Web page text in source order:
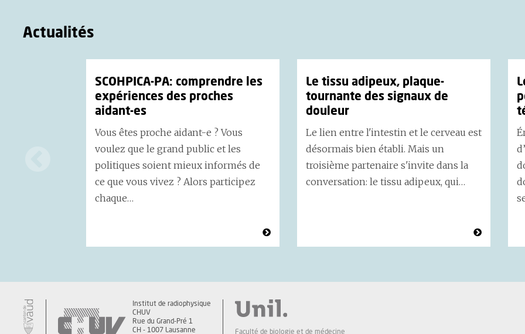
Actualités
SCOHPICA-PA: comprendre les
expériences des proches
aidant-es
Vous êtes proche aidant-e ? Vous
voulez que le grand public et les
politiques soient mieux informés de
ce que vous vivez ? Alors participez
chaque…
Le tissu adipeux, plaque-
tournante des signaux de
douleur
Le lien entre l'intestin et le cerveau est
désormais bien établi. Mais un
troisième partenaire s'invite dans la
conversation: le tissu adipeux, qui…
Institut de radiophysique
CHUV
Rue du Grand-Pré 1
CH - 1007 Lausanne
Faculté de biologie et de médecine